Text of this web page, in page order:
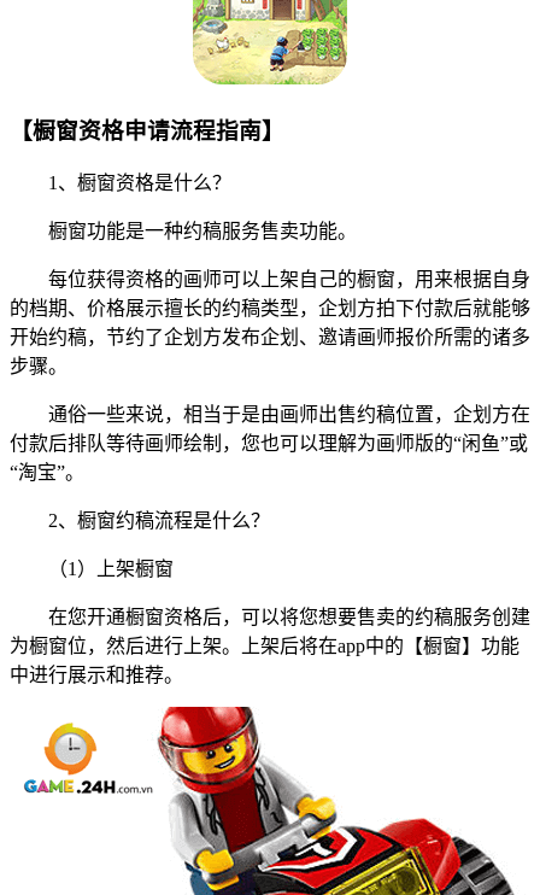
【橱窗资格申请流程指南】
1、橱窗资格是什么？
橱窗功能是一种约稿服务售卖功能。
每位获得资格的画师可以上架自己的橱窗，用来根据自身
的档期、价格展示擅长的约稿类型，企划方拍下付款后就能够
开始约稿，节约了企划方发布企划、邀请画师报价所需的诸多
步骤。
通俗一些来说，相当于是由画师出售约稿位置，企划方在
付款后排队等待画师绘制，您也可以理解为画师版的“闲鱼”或
“淘宝”。
2、橱窗约稿流程是什么？
（1）上架橱窗
在您开通橱窗资格后，可以将您想要售卖的约稿服务创建
为橱窗位，然后进行上架。上架后将在app中的【橱窗】功能
中进行展示和推荐。